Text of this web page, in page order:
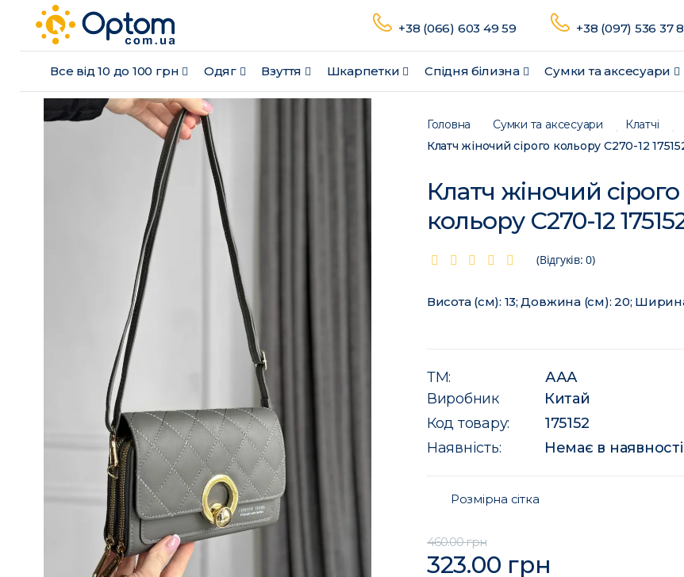
Все від 10 до 100 грн Одяг Взуття Шкарпетки Спідня білизна Сумки та аксесуари
+38 (066) 603 49 59 +38 (097) 536 37
Головна Сумки та аксесуари
Клатчі
Клатч жіночий сірого кольору С270-12
Клатч жіночий сірого
кольору С270-12
(Відгуків: 0)
Висота (см): 13; Довжина (см): 20;
ТМ:
ААА
Виробник
Китай
Код товару:
175152
Наявність:
Немає в наявності
Розмірна сітка
460.00 грн
323.00 грн